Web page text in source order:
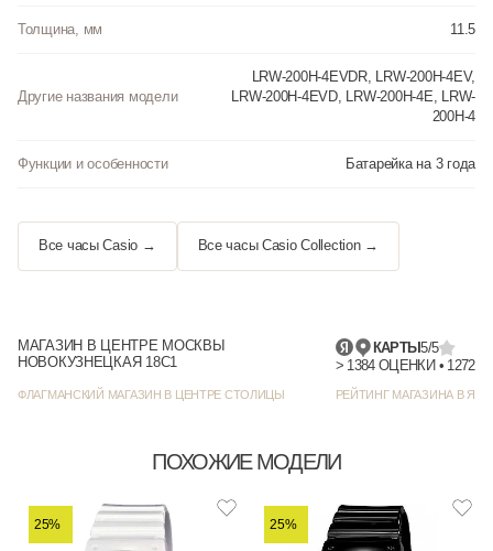
Толщина, мм 11.5
Другие названия модели
LRW-200H-4EVDR, LRW-200H-4EV,
LRW-200H-4EVD, LRW-200H-4Е, LRW-
200H-4
Функции и особенности Батарейка на 3 года
Все часы Casio → Все часы Casio Collection →
МАГАЗИН В ЦЕНТРЕ МОСКВЫ
НОВОКУЗНЕЦКАЯ 18С1
ФЛАГМАНСКИЙ МАГАЗИН В ЦЕНТРЕ СТОЛИЦЫ
КАРТЫ5/5
РЕЙТИНГ МАГАЗИНА В
ПОХОЖИЕ МОДЕЛИ
25% 25%